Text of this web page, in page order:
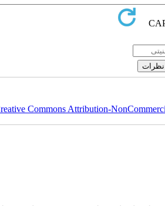
Commons Attribution-